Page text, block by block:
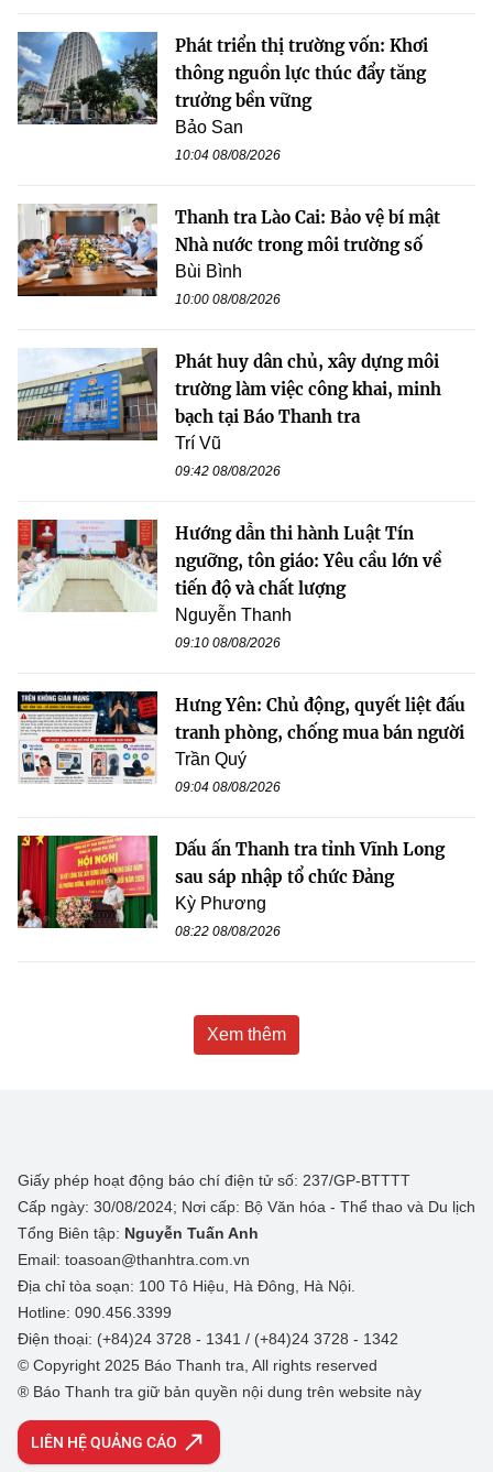
Phát triển thị trường vốn: Khơi
thông nguồn lực thúc đẩy tăng
trưởng bền vững
Bảo San
10:04 08/08/2026
Thanh tra Lào Cai: Bảo vệ bí mật
Nhà nước trong môi trường số
Bùi Bình
10:00 08/08/2026
Phát huy dân chủ, xây dựng môi
trường làm việc công khai, minh
bạch tại Báo Thanh tra
Trí Vũ
09:42 08/08/2026
Hướng dẫn thi hành Luật Tín
ngưỡng, tôn giáo: Yêu cầu lớn về
tiến độ và chất lượng
Nguyễn Thanh
09:10 08/08/2026
Hưng Yên: Chủ động, quyết liệt đấu
tranh phòng, chống mua bán người
Trần Quý
09:04 08/08/2026
Dấu ấn Thanh tra tỉnh Vĩnh Long
sau sáp nhập tổ chức Đảng
Kỳ Phương
08:22 08/08/2026
Xem thêm
Giấy phép hoạt động báo chí điện tử số: 237/GP-BTTTT
Cấp ngày: 30/08/2024; Nơi cấp: Bộ Văn hóa - Thể thao và Du lịch
Tổng Biên tập: Nguyễn Tuấn Anh
Email: toasoan@thanhtra.com.vn
Địa chỉ tòa soạn: 100 Tô Hiệu, Hà Đông, Hà Nội.
Hotline: 090.456.3399
Điện thoại: (+84)24 3728 - 1341 / (+84)24 3728 - 1342
© Copyright 2025 Báo Thanh tra, All rights reserved
® Báo Thanh tra giữ bản quyền nội dung trên website này
LIÊN HỆ QUẢNG CÁO